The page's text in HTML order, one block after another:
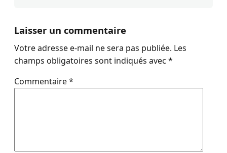
Laisser un commentaire
Votre adresse e-mail ne sera pas publiée. Les
champs obligatoires sont indiqués avec *
Commentaire*